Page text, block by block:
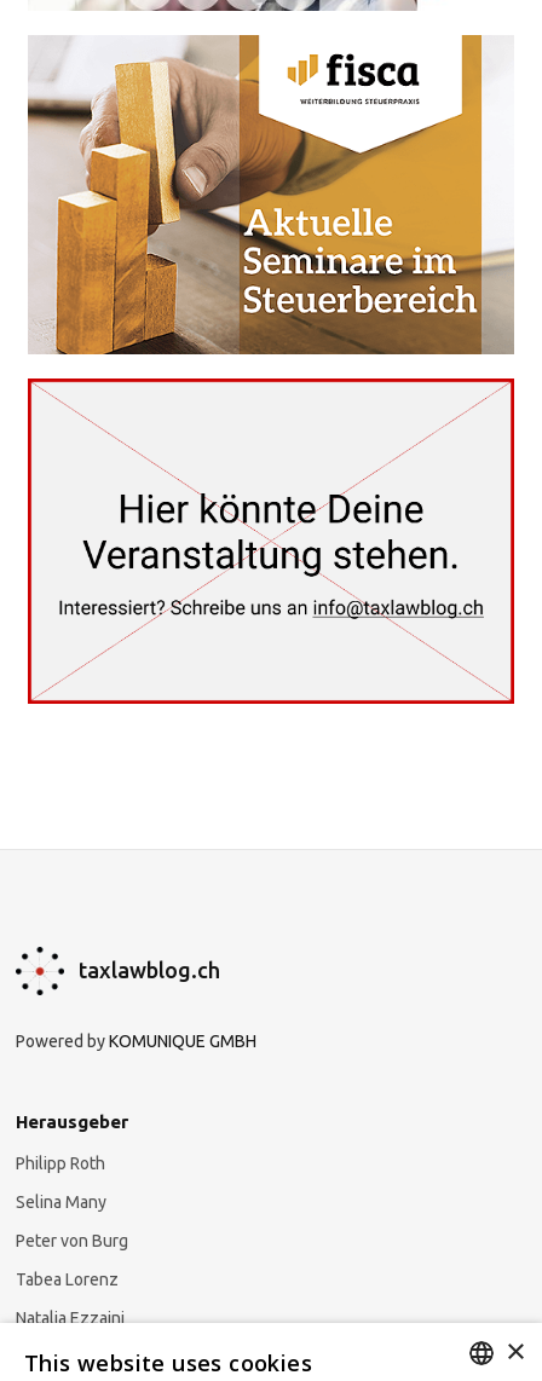
taxlawblog.ch
Powered byKOMUNIQUE GMBH
Herausgeber
Philipp Roth
Selina Many
Peter von Burg
Tabea Lorenz
Natalja Ezzaini
×
This website uses cookies